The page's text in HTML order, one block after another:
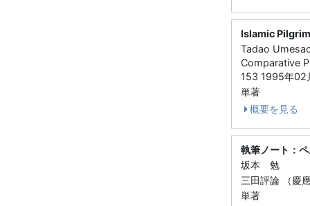
Islamic
Tadao
Comparative
153 1995年02
単著
概要を見る
執筆ノート：
坂本 勉
三田評論 （慶
単著